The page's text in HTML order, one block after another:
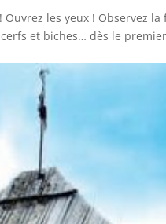
les yeux ! Observez
et biches… dès le